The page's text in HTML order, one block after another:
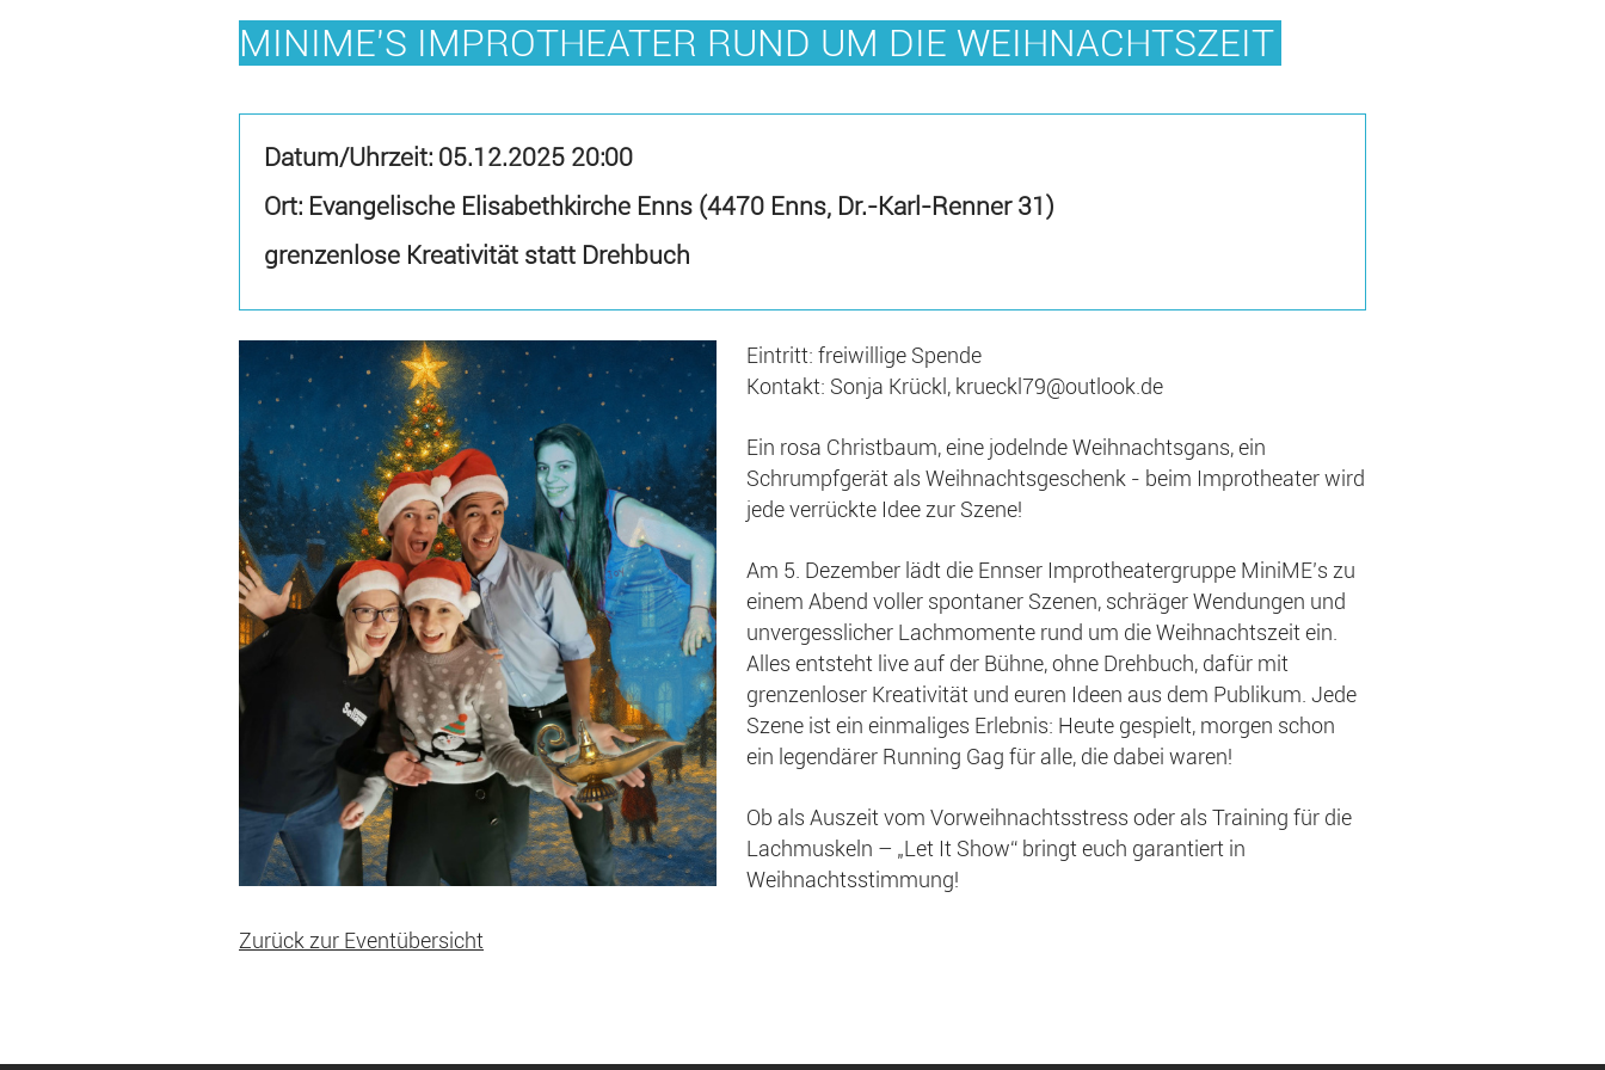
MINIME'S IMPROTHEATER RUND UM DIE WEIHNACHTSZEIT
Datum/Uhrzeit: 05.12.2025 20:00
Ort: Evangelische Elisabethkirche Enns (4470 Enns, Dr.-Karl-Renner 31)
grenzenlose Kreativität statt Drehbuch
Eintritt: freiwillige Spende
Kontakt: Sonja Krückl, krueckl79@outlook.de
Ein rosa Christbaum, eine jodelnde Weihnachtsgans, ein
Schrumpfgerät als Weihnachtsgeschenk - beim Improtheater wird
jede verrückte Idee zur Szene!
Am 5. Dezember lädt die Ennser Improtheatergruppe MiniME’s zu
einem Abend voller spontaner Szenen, schräger Wendungen und
unvergesslicher Lachmomente rund um die Weihnachtszeit ein.
Alles entsteht live auf der Bühne, ohne Drehbuch, dafür mit
grenzenloser Kreativität und euren Ideen aus dem Publikum. Jede
Szene ist ein einmaliges Erlebnis: Heute gespielt, morgen schon
ein legendärer Running Gag für alle, die dabei waren!
Ob als Auszeit vom Vorweihnachtsstress oder als Training für die
Lachmuskeln – „Let It Show“ bringt euch garantiert in
Weihnachtsstimmung!
Zurück zur Eventübersicht